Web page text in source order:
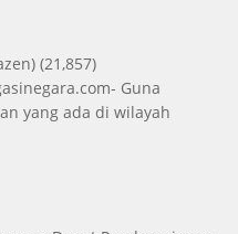
(21,857)
Guna
yang ada di wilayah